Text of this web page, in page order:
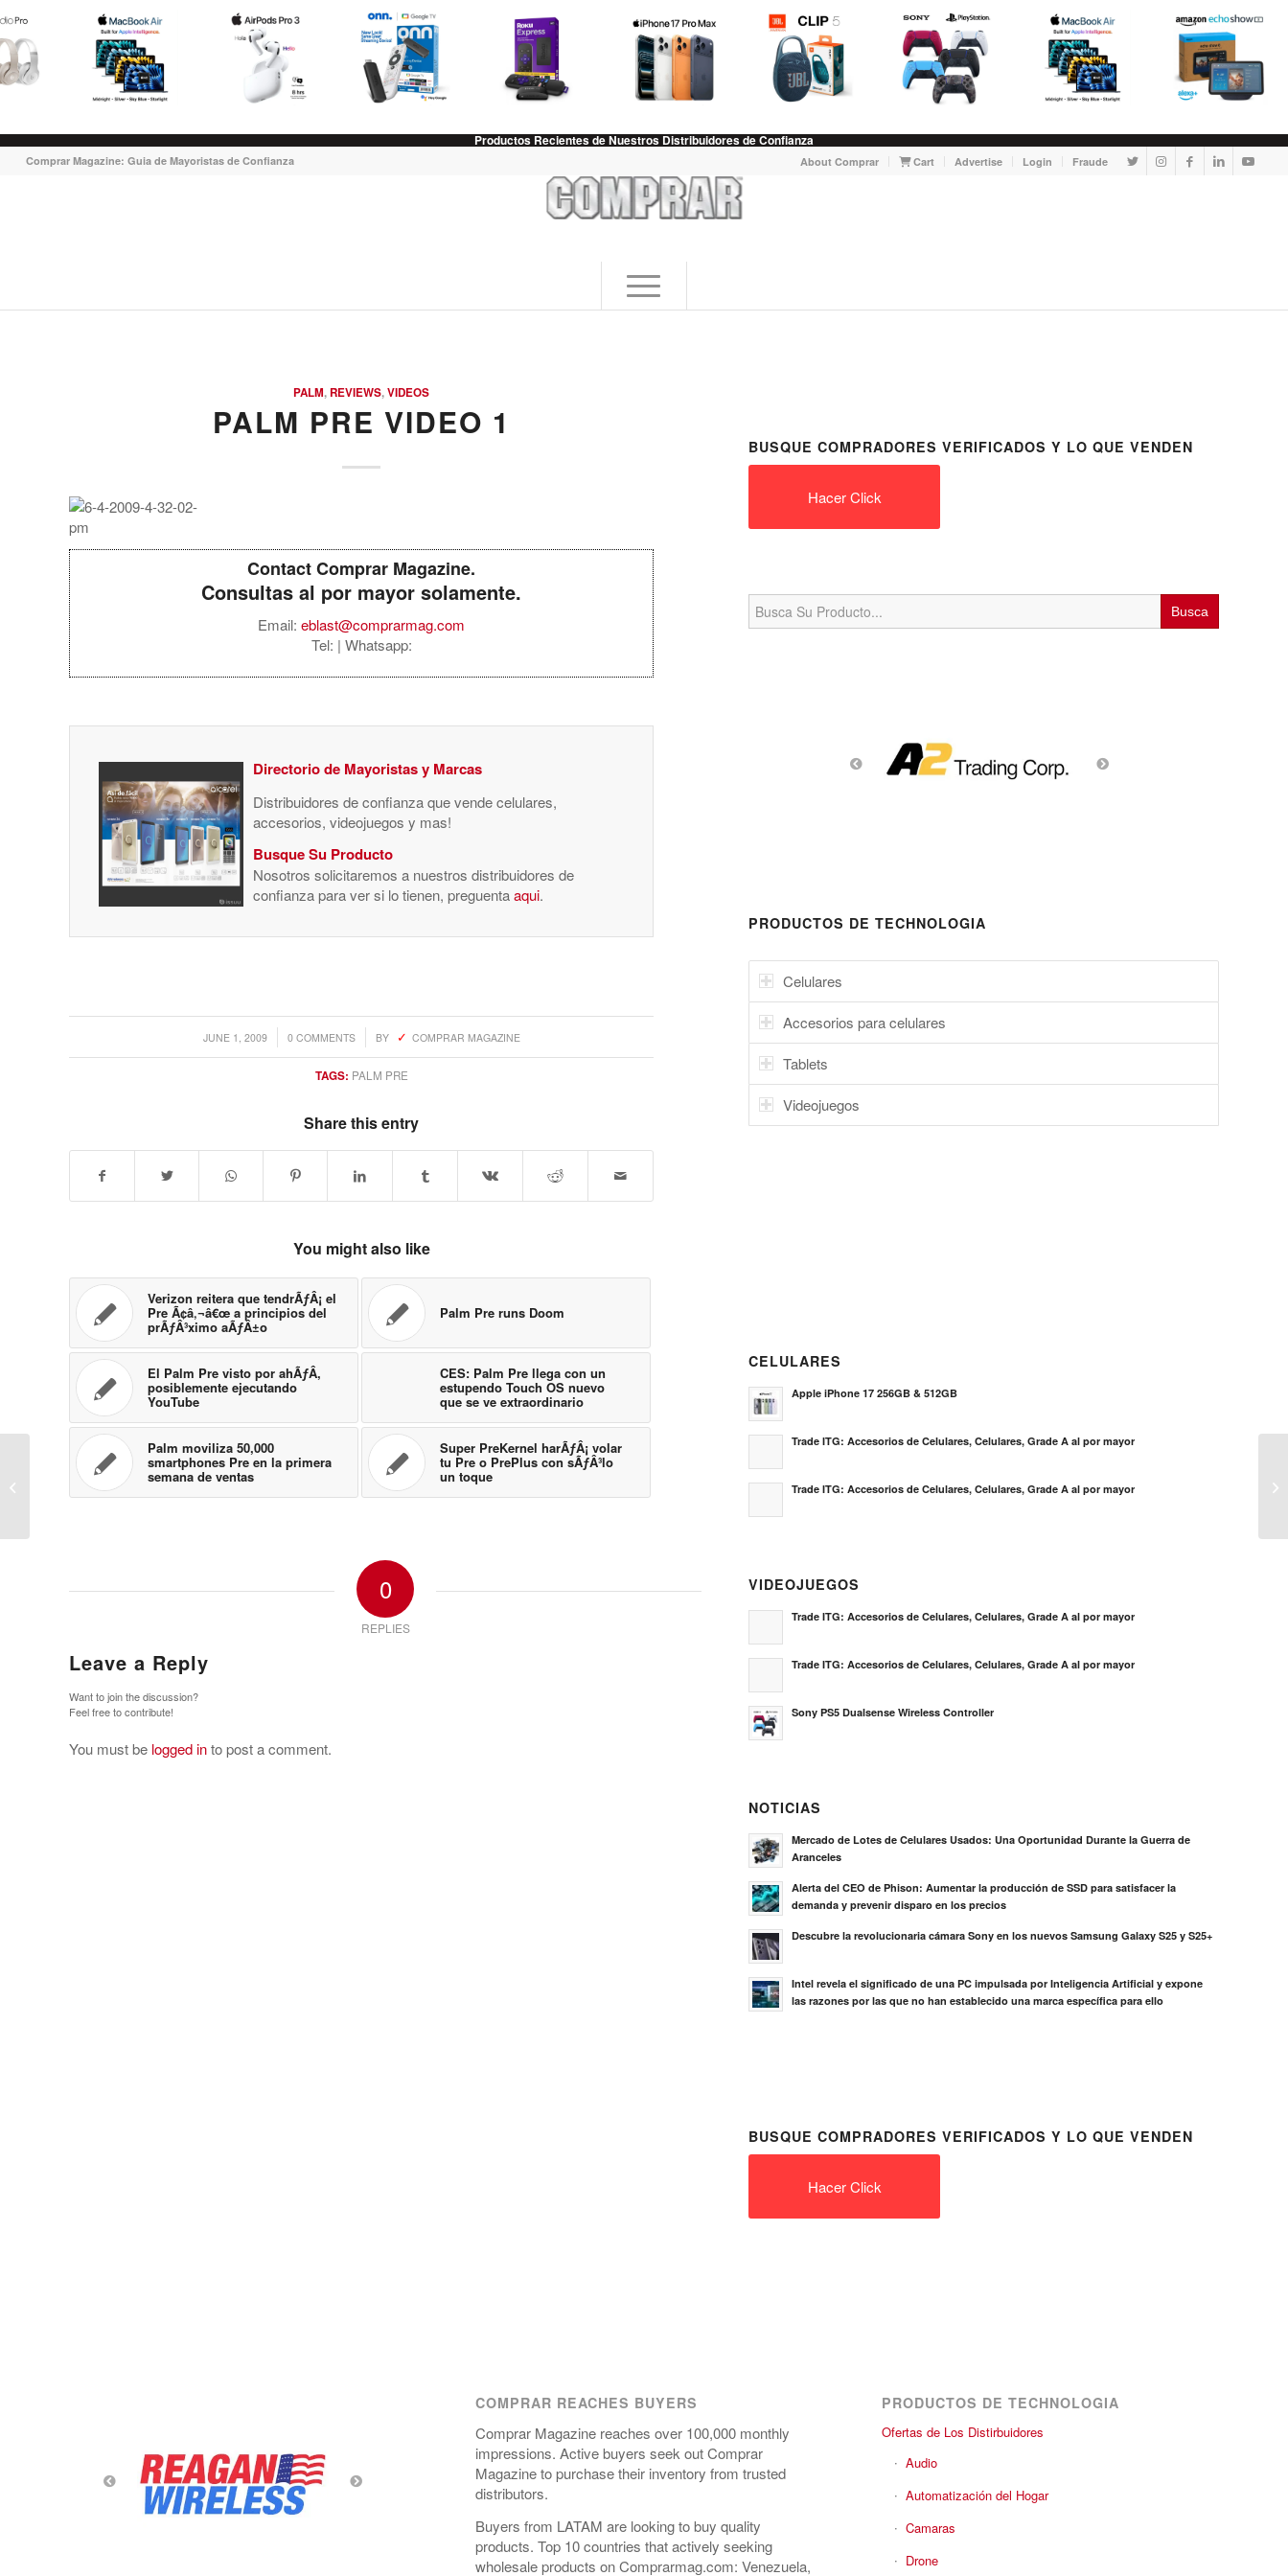
Productos Recientes de Nuestros Distribuidores de Confianza
About Comprar Cart Advertise Login Fraude
Comprar Magazine: Guia de Mayoristas de Confianza
PALM, REVIEWS,VIDEOS
PALM PRE VIDEO 1
Contact Comprar Magazine.
Consultas al por mayor solamente.
Email: eblast@comprarmag.com
Tel: | Whatsapp:
Directorio de Mayoristas y Marcas
Distribuidores de confianza que vende celulares,
accesorios, videojuegos y mas!
Busque Su Producto
Nosotros solicitaremos a nuestros distribuidores de
confianza para ver si lo tienen, preguentaaqui.
JUNE 1, 2009
/ 0 COMMENTS
/ BY COMPRAR MAGAZINE
TAGS: PALM PRE
Share this entry
You might also like
Verizon reitera que tendrÃƒÂ¡ el
Pre Ã¢â‚¬â€œ a principios del
prÃƒÂ³ximo aÃƒÂ±o
Palm Pre runs Doom
El Palm Pre visto por ahÃƒÂ­,
posiblemente ejecutando
YouTube
CES: Palm Pre llega con un
estupendo Touch OS nuevo
que se ve extraordinario
Palm moviliza 50,000
smartphones Pre en la primera
semana de ventas
Super PreKernel harÃƒÂ¡ volar
tu Pre o PrePlus con sÃƒÂ³lo
un toque
0
REPLIES
Leave a Reply
Want to join the discussion?
Feel free to contribute!
You must be logged into post a comment.
BUSQUE COMPRADORES VERIFICADOS Y LO QUE VENDEN
Hacer Click
Search
for:
PRODUCTOS DE TECHNOLOGIA
Celulares
Accesorios para celulares
Tablets
Videojuegos
CELULARES
Apple iPhone 17 256GB & 512GB
Trade ITG: Accesorios de Celulares, Celulares, Grade A al por mayor
Trade ITG: Accesorios de Celulares, Celulares, Grade A al por mayor
VIDEOJUEGOS
Trade ITG: Accesorios de Celulares, Celulares, Grade A al por mayor
Trade ITG: Accesorios de Celulares, Celulares, Grade A al por mayor
Sony PS5 Dualsense Wireless Controller
NOTICIAS
Mercado de Lotes de Celulares Usados: Una Oportunidad Durante la Guerra de
Aranceles
Alerta del CEO de Phison: Aumentar la producción de SSD para satisfacer la
demanda y prevenir disparo en los precios
Descubre la revolucionaria cámara Sony en los nuevos Samsung Galaxy S25 y S25+
Intel revela el significado de una PC impulsada por Inteligencia Artificial y expone
las razones por las que no han establecido una marca específica para ello
BUSQUE COMPRADORES VERIFICADOS Y LO QUE VENDEN
Hacer Click
COMPRAR REACHES BUYERS
Comprar Magazine reaches over 100,000 monthly
impressions. Active buyers seek out Comprar
Magazine to purchase their inventory from trusted
distributors.
Buyers from LATAM are looking to buy quality
products. Top 10 countries that actively seeking
wholesale products on Comprarmag.com: Venezuela,
PRODUCTOS DE TECHNOLOGIA
Ofertas de Los Distirbuidores
Audio
Automatización del Hogar
Camaras
Drone
El Samsung m850 Dash aparece en
un sitio de un fabricante de
a